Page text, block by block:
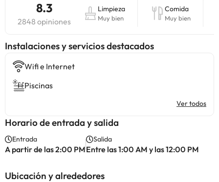
8.3
2848 opiniones
Limpieza
Muy bien
Comida
Muy bien
Instalaciones y servicios destacados
Wifi e Internet
Piscinas
Ver todos
Horario de entrada y salida
Entrada
A partir de las 2:00 PM
Salida
Entre las 1:00 AM y las 12:00 PM
Ubicación y alrededores